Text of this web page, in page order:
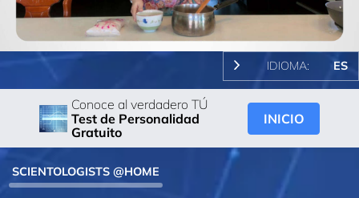
Video
IDIOMA: ES
Conoce al verdadero TÚ
Test de Personalidad
Gratuito
INICIO
SCIENTOLOGISTS @HOME